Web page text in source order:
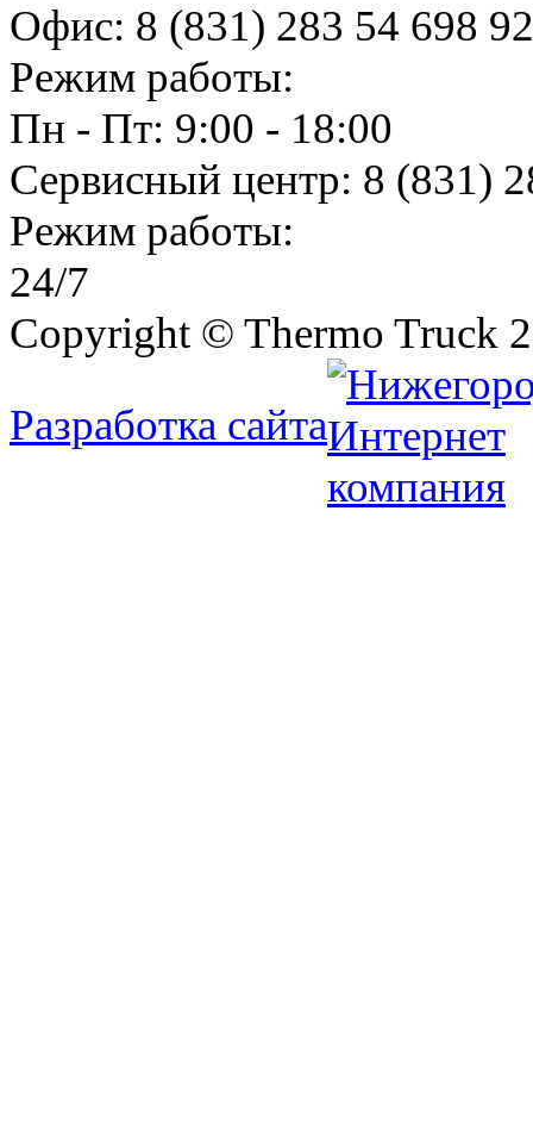
Офис: 8 (831) 283 54 698
Режим работы:
Пн - Пт: 9:00 - 18:00
Сервисный центр: 8 (831)
Режим работы:
24/7
Copyright © Thermo Truck
Разработка сайта